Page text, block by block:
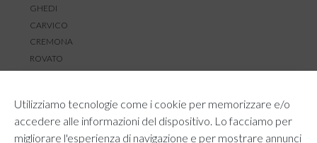
Utilizziamo tecnologie come i cookie per memorizzare e/o
accedere alle informazioni del dispositivo. Lo facciamo per
migliorare l'esperienza di navigazione e per mostrare annunci
GHEDI
CARVICO
CREMONA
ROVATO